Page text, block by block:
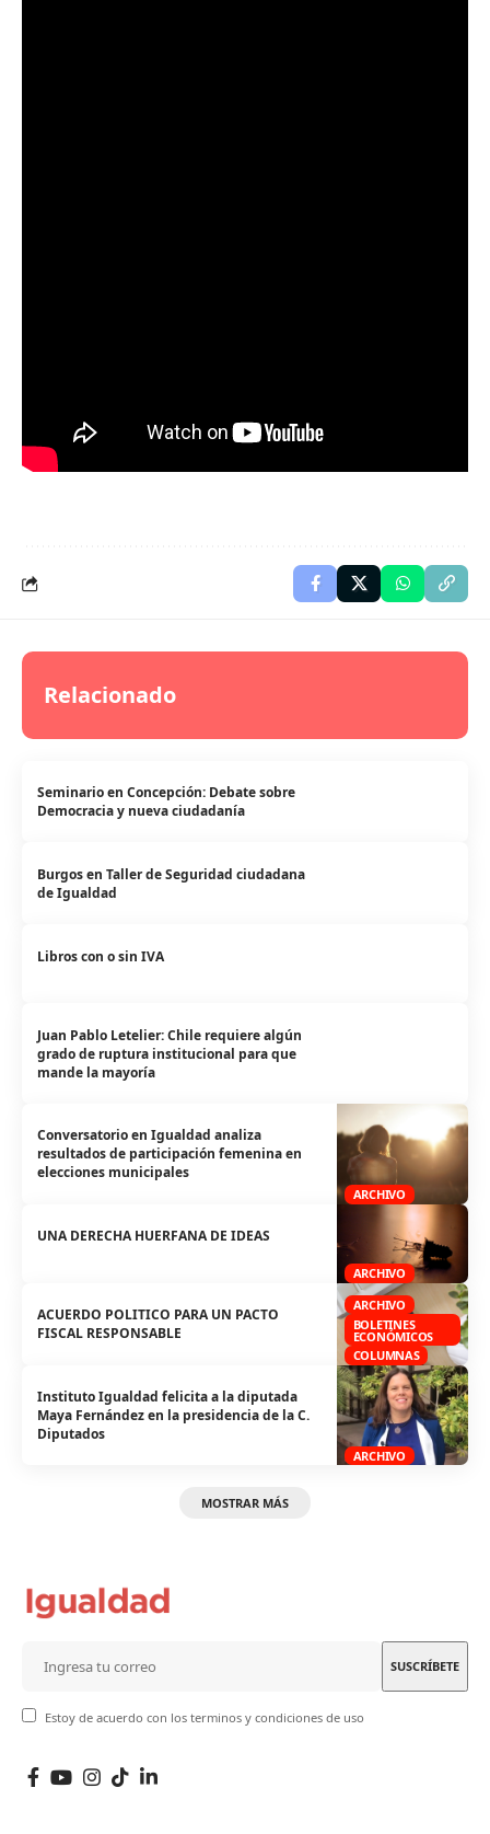
Relacionado
Seminario en Concepción: Debate sobre
Democracia y nueva ciudadanía
Burgos en Taller de Seguridad ciudadana
de Igualdad
Libros con o sin IVA
Juan Pablo Letelier: Chile requiere algún
grado de ruptura institucional para que
mande la mayoría
ARCHIVO
Conversatorio en Igualdad analiza
resultados de participación femenina en
elecciones municipales
ARCHIVO
UNA DERECHA HUERFANA DE IDEAS
ARCHIVO
BOLETINES
ECONÓMICOS
COLUMNAS
ACUERDO POLITICO PARA UN PACTO
FISCAL RESPONSABLE
ARCHIVO
Instituto Igualdad felicita a la diputada
Maya Fernández en la presidencia de la C.
Diputados
MOSTRAR MÁS
Estoy de acuerdo con los terminos y condiciones de uso